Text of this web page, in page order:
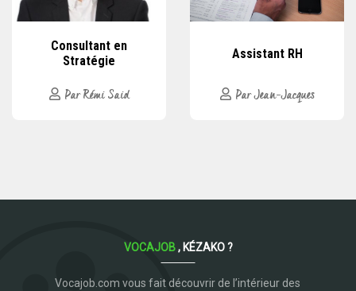
Consultant en
Stratégie
Par Rémi Said
Assistant RH
Par Jean-Jacques
VOCAJOB, KÉZAKO ?
Vocajob.com vous fait découvrir de l’intérieur des